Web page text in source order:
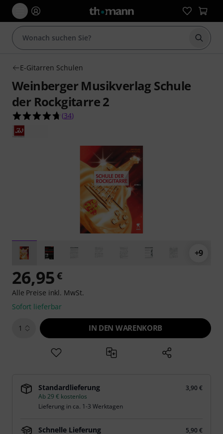
Suche
E-Gitarren Schulen
Weinberger Musikverlag Schule
der Rockgitarre 2
4.7 von 5 Sternen aus 34 Kundenbewertungen
(34)
+9
26,95€
Alle Preise inkl. MwSt.
Sofort lieferbar
1 IN DEN WARENKORB
Standardlieferung
3,90 €
Ab 29 € kostenlos
Lieferung in ca. 1-3 Werktagen
Schnelle Lieferung
5,90 €